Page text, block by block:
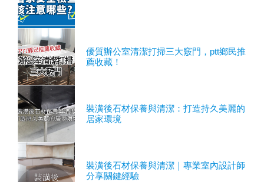
優質辦公室清潔打掃三大竅門，ptt鄉民推
薦收藏！
裝潢後石材保養與清潔：打造持久美麗的
居家環境
裝潢後石材保養與清潔｜專業室內設計師
分享關鍵經驗